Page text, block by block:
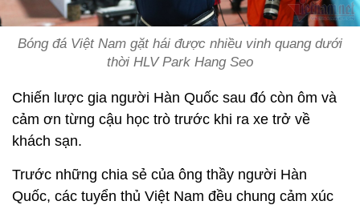
Bóng đá Việt Nam gặt hái được nhiều vinh quang dưới
thời HLV Park Hang Seo
Chiến lược gia người Hàn Quốc sau đó còn ôm và
cảm ơn từng cậu học trò trước khi ra xe trở về
khách sạn.
Trước những chia sẻ của ông thầy người Hàn
Quốc, các tuyển thủ Việt Nam đều chung cảm xúc